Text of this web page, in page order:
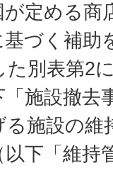
定める商
づく補助
た別表第2
施設撤去
る施設の維
下「維持